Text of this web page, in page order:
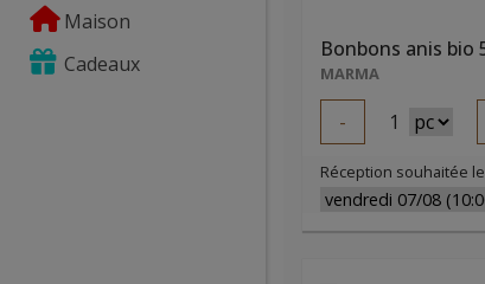
Maison
Cadeaux
MARMA
- 1
Réception souhaitée le